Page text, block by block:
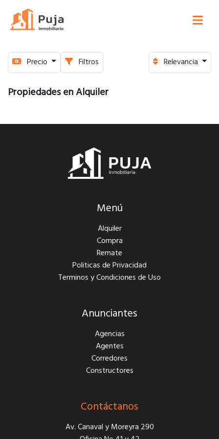
Precio Filtros Relevancia
Propiedades en Alquiler
Menú
Alquiler
Compra
Remate
Politicas de Privacidad
Terminos y Condiciones de Uso
Anunciantes
Agencias
Agentes
Corredores
Constructores
Contáctanos
Av. Canaval y Moreyra 290